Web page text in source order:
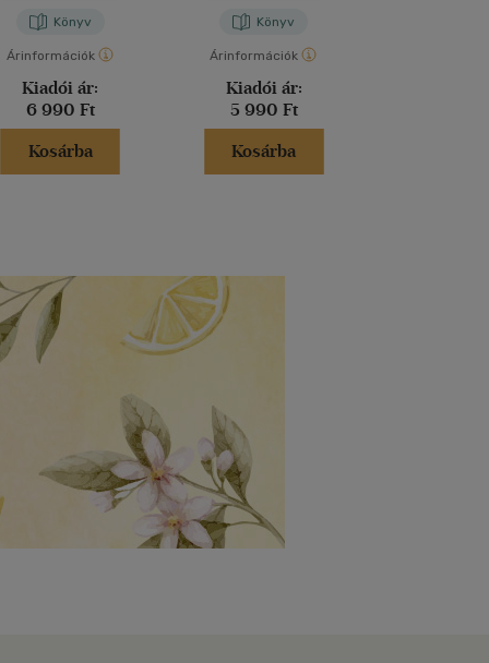
Könyv
Árinformációk
Kiadói ár:
6 990 Ft
Kosárba
Könyv
Árinformációk
Kiadói ár:
5 990 Ft
Kosárba